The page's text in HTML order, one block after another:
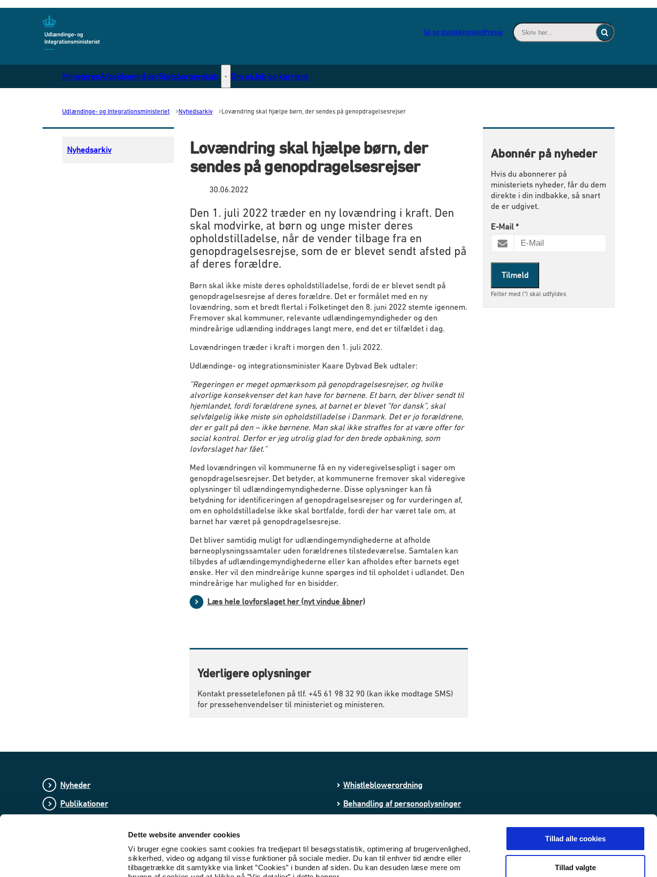
Dette website anvender cookies
Vi bruger egne cookies samt cookies fra tredjepart til besøgsstatistik, optimering af brugervenlighed,
sikkerhed, video og adgang til visse funktioner på sociale medier. Du kan til enhver tid ændre eller
tilbagetrække dit samtykke via linket ”Cookies” i bunden af siden. Du kan desuden læse mere om
Tillad alle cookies
Tillad valgte
Tal og statistikKontaktPresse
Skriv her... - Indsæt søgeord for at søge
Fold søgefelt ind
MinisterenArbejdsområderStatsborgerskab Statsborgerskab - Flere links
Om osJob og karriere
Udlændinge- og Integrationsministeriet Nyhedsarkiv Lovændring skal hjælpe børn, der sendes på genopdragelsesrejser
Nyhedsarkiv
Lovændring skal hjælpe børn, der
sendes på genopdragelsesrejser
30.06.2022
Den 1. juli 2022 træder en ny lovændring i kraft. Den
skal modvirke, at børn og unge mister deres
opholdstilladelse, når de vender tilbage fra en
genopdragelsesrejse, som de er blevet sendt afsted på
af deres forældre.
Børn skal ikke miste deres opholdstilladelse, fordi de er blevet sendt på
genopdragelsesrejse af deres forældre. Det er formålet med en ny
lovændring, som et bredt flertal i Folketinget den 8. juni 2022 stemte igennem.
Fremover skal kommuner, relevante udlændingemyndigheder og den
mindreårige udlænding inddrages langt mere, end det er tilfældet i dag.
Lovændringen træder i kraft i morgen den 1. juli 2022.
Udlændinge- og integrationsminister Kaare Dybvad Bek udtaler:
”Regeringen er meget opmærksom på genopdragelsesrejser, og hvilke
alvorlige konsekvenser det kan have for børnene. Et barn, der bliver sendt til
hjemlandet, fordi forældrene synes, at barnet er blevet ”for dansk”, skal
selvfølgelig ikke miste sin opholdstilladelse i Danmark. Det er jo forældrene,
der er galt på den – ikke børnene. Man skal ikke straffes for at være offer for
social kontrol. Derfor er jeg utrolig glad for den brede opbakning, som
lovforslaget har fået.”
Med lovændringen vil kommunerne få en ny videregivelsespligt i sager om
genopdragelsesrejser. Det betyder, at kommunerne fremover skal videregive
oplysninger til udlændingemyndighederne. Disse oplysninger kan få
betydning for identificeringen af genopdragelsesrejser og for vurderingen af,
om en opholdstilladelse ikke skal bortfalde, fordi der har været tale om, at
barnet har været på genopdragelsesrejse.
Det bliver samtidig muligt for udlændingemyndighederne at afholde
børneoplysningssamtaler uden forældrenes tilstedeværelse. Samtalen kan
tilbydes af udlændingemyndighederne eller kan afholdes efter barnets eget
ønske. Her vil den mindreårige kunne spørges ind til opholdet i udlandet. Den
mindreårige har mulighed for en bisidder.
Læs hele lovforslaget her (nyt vindue åbner)
Abonnér på nyheder
Hvis du abonnerer på
ministeriets nyheder, får du dem
direkte i din indbakke, så snart
de er udgivet.
E-Mail *
Tilmeld
Felter med (*) skal udfyldes
Yderligere oplysninger
Kontakt pressetelefonen på tlf. +45 61 98 32 90 (kan ikke modtage SMS)
for pressehenvendelser til ministeriet og ministeren.
Nyheder
Publikationer
Whistleblowerordning
Behandling af personoplysninger
Tilgængelighedserklæring (WAS)